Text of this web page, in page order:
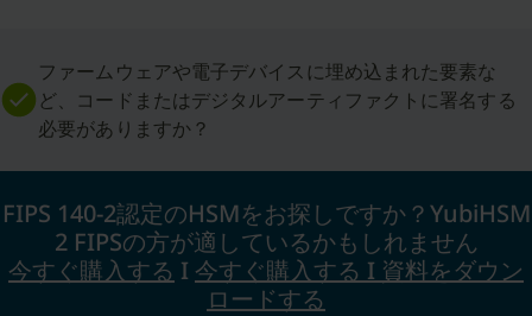
ファームウェアや電子デバイスに埋め込まれた要素な
ど、コードまたはデジタルアーティファクトに署名する
必要がありますか？
FIPS 140-2認定のHSMをお探しですか？YubiHSM
2 FIPSの方が適しているかもしれません
今すぐ購入する I 今すぐ購入する I 資料をダウン
ロードする